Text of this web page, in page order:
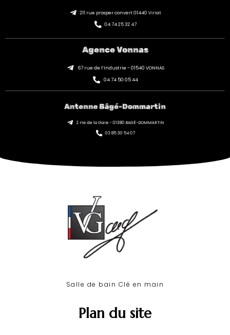
211 rue prosper convert 01440 Viriat
04 74 25 32 47
Agence Vonnas
67 rue de l’Industrie - 01540 VONNAS
04 74 50 05 44
Antenne Bâgé-Dommartin
2 rte de la Gare - 01380 BAGÉ-DOMMARTIN
03 85 30 54 07
Salle de bain Clé en main​
Plan du site